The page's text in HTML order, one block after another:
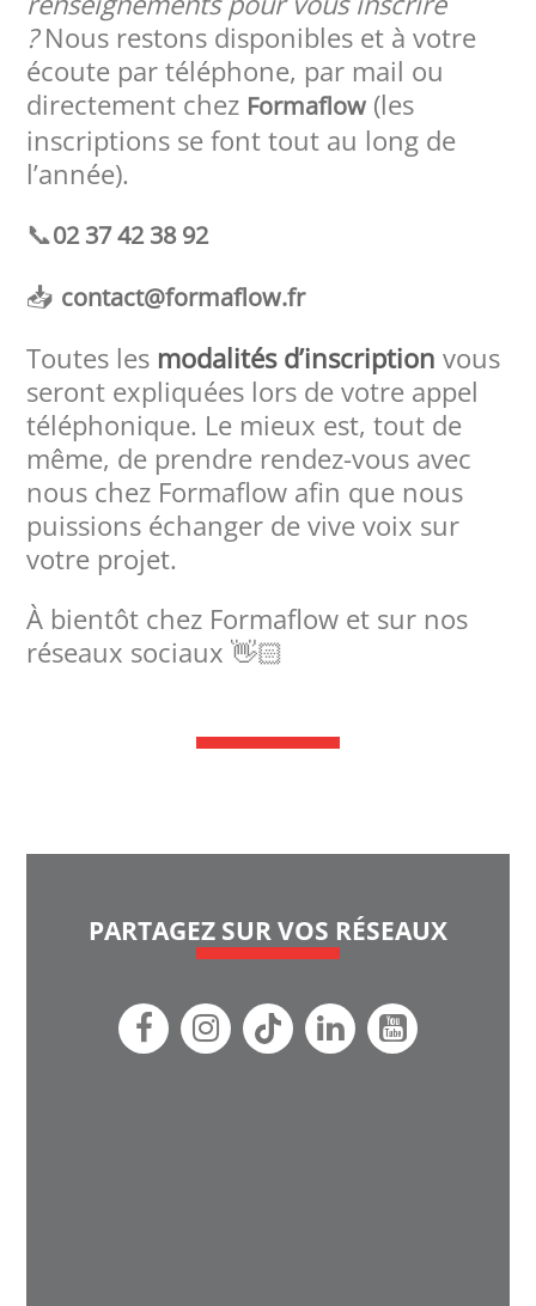
?Nous restons disponibles et à votre
écoute par téléphone, par mail ou
directement chez Formaflow (les
inscriptions se font tout au long de
l’année).
📞02 37 42 38 92
📥 contact@formaflow.fr
Toutes les modalités d’inscription vous
seront expliquées lors de votre appel
téléphonique. Le mieux est, tout de
même, de prendre rendez-vous avec
nous chez Formaflow afin que nous
puissions échanger de vive voix sur
votre projet.
À bientôt chez Formaflow et sur nos
réseaux sociaux 👋🏻
PARTAGEZ SUR VOS RÉSEAUX